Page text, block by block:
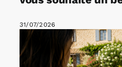
31/07/2026